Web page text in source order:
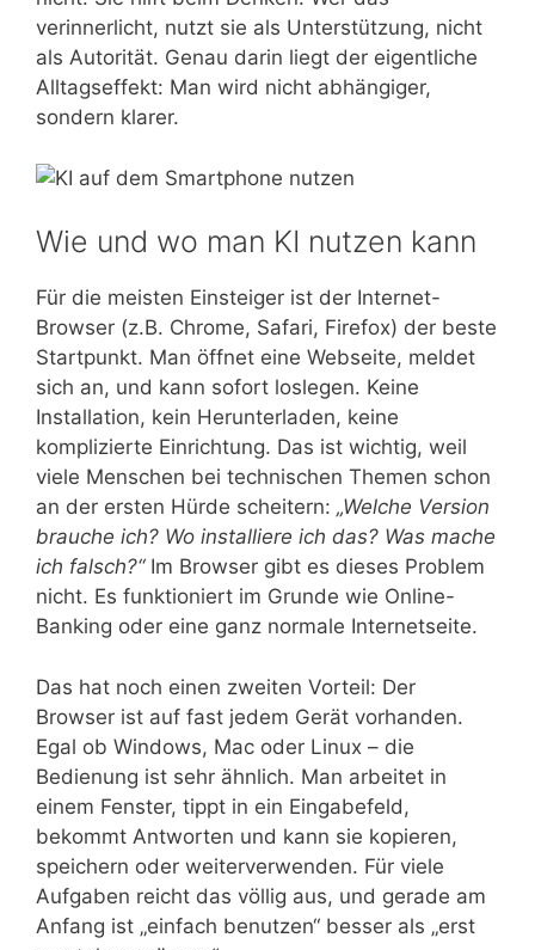
verinnerlicht, nutzt sie als Unterstützung, nicht
als Autorität. Genau darin liegt der eigentliche
Alltagseffekt: Man wird nicht abhängiger,
sondern klarer.
Wie und wo man KI nutzen kann
Für die meisten Einsteiger ist der Internet-
Browser (z.B. Chrome, Safari, Firefox) der beste
Startpunkt. Man öffnet eine Webseite, meldet
sich an, und kann sofort loslegen. Keine
Installation, kein Herunterladen, keine
komplizierte Einrichtung. Das ist wichtig, weil
viele Menschen bei technischen Themen schon
an der ersten Hürde scheitern: „Welche Version
brauche ich? Wo installiere ich das? Was mache
ich falsch?“Im Browser gibt es dieses Problem
nicht. Es funktioniert im Grunde wie Online-
Banking oder eine ganz normale Internetseite.
Das hat noch einen zweiten Vorteil: Der
Browser ist auf fast jedem Gerät vorhanden.
Egal ob Windows, Mac oder Linux – die
Bedienung ist sehr ähnlich. Man arbeitet in
einem Fenster, tippt in ein Eingabefeld,
bekommt Antworten und kann sie kopieren,
speichern oder weiterverwenden. Für viele
Aufgaben reicht das völlig aus, und gerade am
Anfang ist „einfach benutzen“ besser als „erst